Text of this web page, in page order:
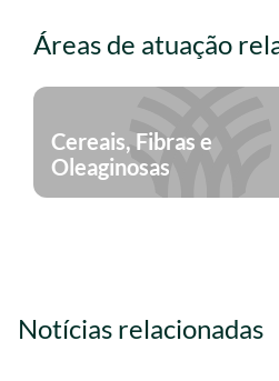
Áreas de atuação
Cereais, Fibras e
Oleaginosas
Notícias relacionadas